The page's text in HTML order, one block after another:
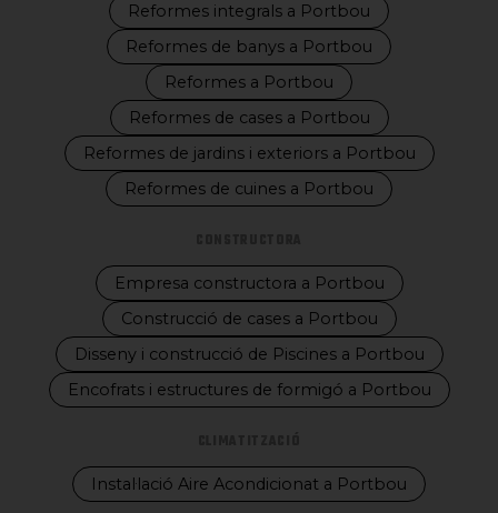
Reformes integrals a Portbou
Reformes de banys a Portbou
Reformes a Portbou
Reformes de cases a Portbou
Reformes de jardins i exteriors a Portbou
Reformes de cuines a Portbou
Empresa constructora a Portbou
Construcció de cases a Portbou
Disseny i construcció de Piscines a Portbou
Encofrats i estructures de formigó a Portbou
Instal·lació Aire Acondicionat a Portbou